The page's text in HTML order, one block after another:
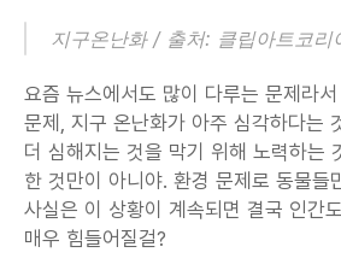
지구온난화 / 출처: 클립아트코리
요즘 뉴스에서도 많이 다루는 문제라
문제, 지구 온난화가 아주 심각하다는
더 심해지는 것을 막기 위해 노력하는
한 것만이 아니야. 환경 문제로 동물들
사실은 이 상황이 계속되면 결국 인간
매우 힘들어질걸?